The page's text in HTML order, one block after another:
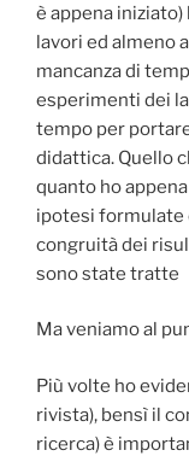
è appena
lavori ed almeno
mancanza di
esperimenti dei
tempo per
didattica. Quello
quanto ho
ipotesi formulate
congruità dei
sono state tratte
Ma veniamo al
Più volte ho
rivista), bensì il
ricerca) è